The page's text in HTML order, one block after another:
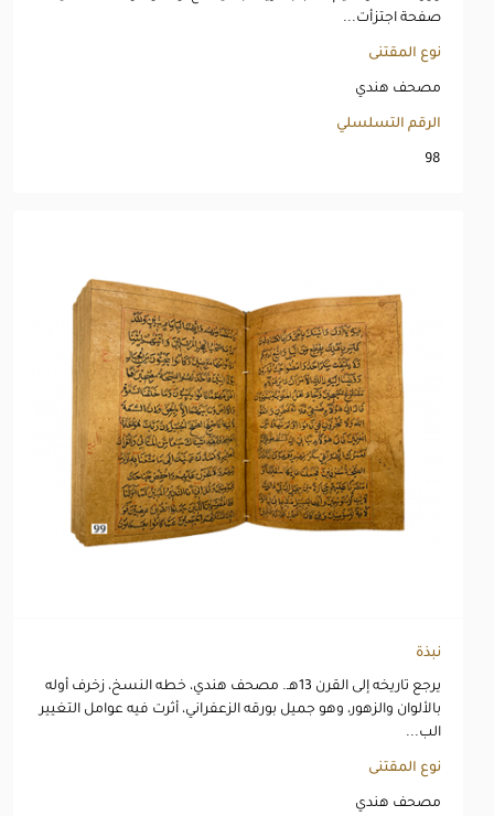
صفحة اجتزأت...
نوع المقتنى
مصحف هندي
الرقم التسلسلي
98
نبذة
يرجع تاريخه إلى القرن 13هـ. مصحف هندي، خطه النسخ، زخرف أوله
بالألوان والزهور، وهو جميل بورقه الزعفراني، أثرت فيه عوامل التغيير
الب...
نوع المقتنى
مصحف هندي